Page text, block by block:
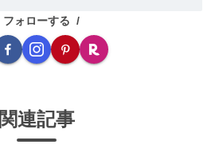
フォローする
関連記事